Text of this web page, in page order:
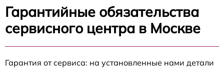
Гарантийные обязательства
сервисного центра в Москве
Гарантия от сервиса: на установленные нами детали